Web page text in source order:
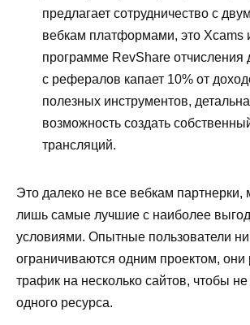
предлагает сотрудничество с
вебкам платформами, это Xcams
программе RevShare отчисления
с рефералов капает 10% от
полезных инструментов,
возможность создать
трансляций.
Это далеко не все вебкам
лишь самые лучшие с наиболее
условиями. Опытные пользователи
ограничиваются одним проектом, они
трафик на несколько сайтов, чтобы не
одного ресурса.